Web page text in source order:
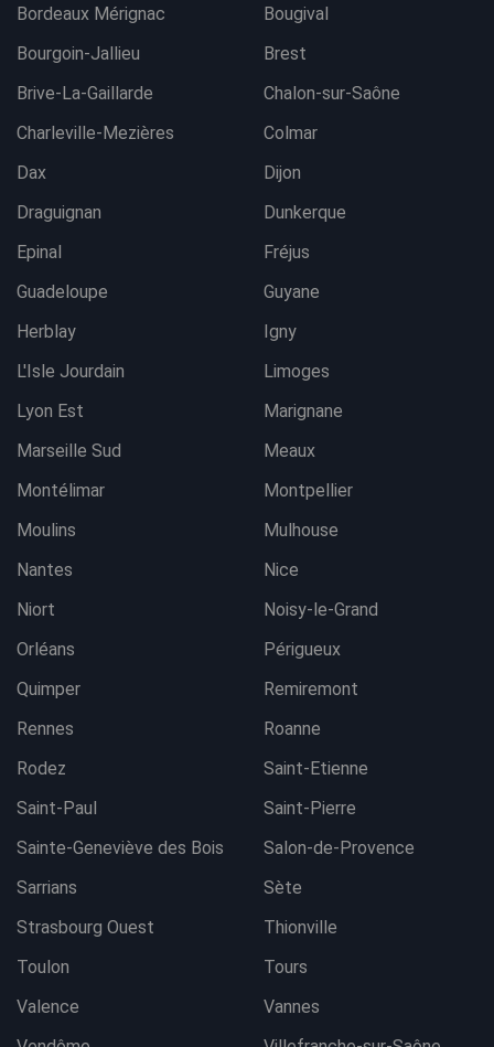
Bordeaux Mérignac
Bougival
Bourgoin-Jallieu
Brest
Brive-La-Gaillarde
Chalon-sur-Saône
Charleville-Mezières
Colmar
Dax
Dijon
Draguignan
Dunkerque
Epinal
Fréjus
Guadeloupe
Guyane
Herblay
Igny
L'Isle Jourdain
Limoges
Lyon Est
Marignane
Marseille Sud
Meaux
Montélimar
Montpellier
Moulins
Mulhouse
Nantes
Nice
Niort
Noisy-le-Grand
Orléans
Périgueux
Quimper
Remiremont
Rennes
Roanne
Rodez
Saint-Etienne
Saint-Paul
Saint-Pierre
Sainte-Geneviève des Bois
Salon-de-Provence
Sarrians
Sète
Strasbourg Ouest
Thionville
Toulon
Tours
Valence
Vannes